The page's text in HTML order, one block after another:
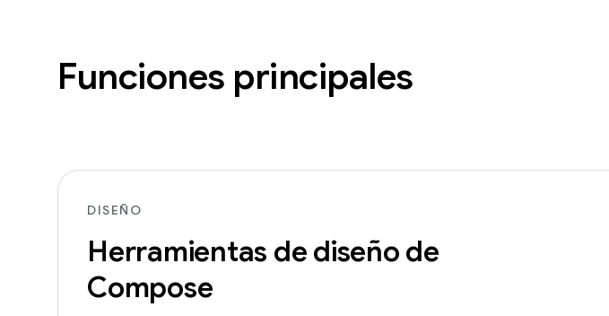
Funciones principales
DISEÑO
Herramientas de diseño de
Compose